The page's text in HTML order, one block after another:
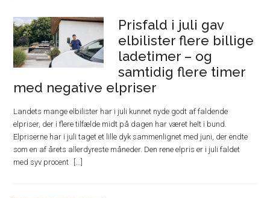
Prisfald i juli gav
elbilister flere billige
ladetimer – og
samtidig flere timer
med negative elpriser
Landets mange elbilister har i juli kunnet nyde godt af faldende
elpriser, der i flere tilfælde midt på dagen har været helt i bund.
Elpriserne har i juli taget et lille dyk sammenlignet med juni, der endte
som en af årets allerdyreste måneder. Den rene elpris er i juli faldet
med syv procent